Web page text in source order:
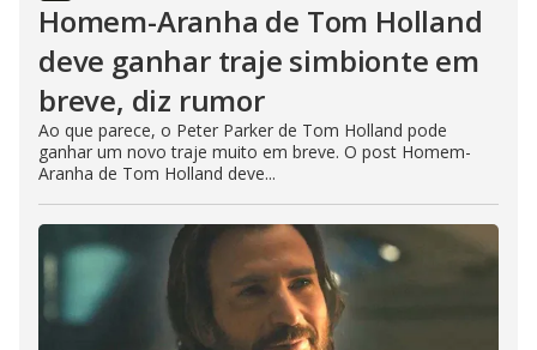
Homem-Aranha de Tom Holland
deve ganhar traje simbionte em
breve, diz rumor
Ao que parece, o Peter Parker de Tom Holland pode
ganhar um novo traje muito em breve. O post Homem-
Aranha de Tom Holland deve...